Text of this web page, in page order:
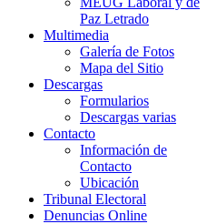
Paz Letrado
Multimedia
Galería de Fotos
Mapa del Sitio
Descargas
Formularios
Descargas varias
Contacto
Información de
Contacto
Ubicación
Tribunal Electoral
Denuncias Online